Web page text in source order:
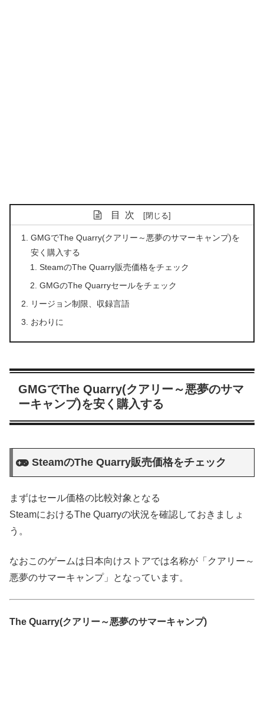
目次
GMGでThe Quarry(クアリー～悪夢のサマーキャンプ)を
安く購入する
SteamのThe Quarry販売価格をチェック
GMGのThe Quarryセールをチェック
リージョン制限、収録言語
おわりに
GMGでThe Quarry(クアリー～悪夢のサマ
ーキャンプ)を安く購入する
SteamのThe Quarry販売価格をチェック
まずはセール価格の比較対象となる
SteamにおけるThe Quarryの状況を確認しておきましょ
う。
なおこのゲームは日本向けストアでは名称が「クアリー～
悪夢のサマーキャンプ」となっています。
The Quarry(クアリー～悪夢のサマーキャンプ)